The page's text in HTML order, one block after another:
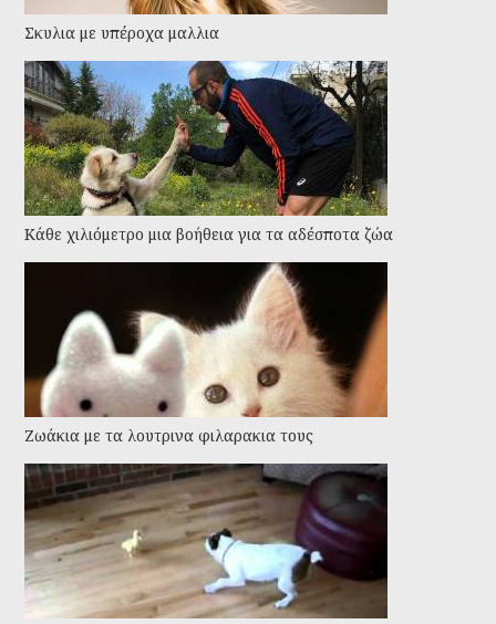
Σκυλια με υπέροχα μαλλια
Kάθε χιλιόμετρο μια βοήθεια για τα αδέσποτα ζώα
Ζωάκια με τα λουτρινα φιλαρακια τους